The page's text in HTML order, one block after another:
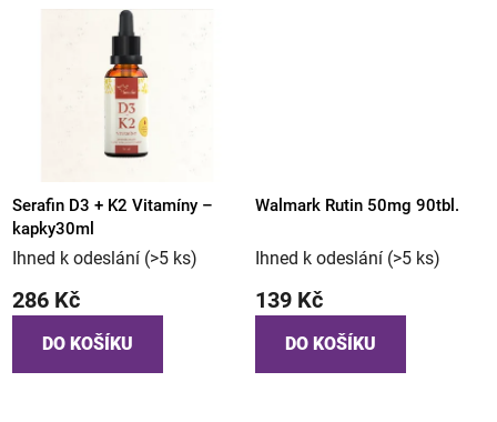
Serafin D3 + K2 Vitamíny –
kapky30ml
Ihned k odeslání (>5 ks)
286 Kč
DO KOŠÍKU
Walmark Rutin 50mg 90tbl.
Ihned k odeslání (>5 ks)
139 Kč
DO KOŠÍKU